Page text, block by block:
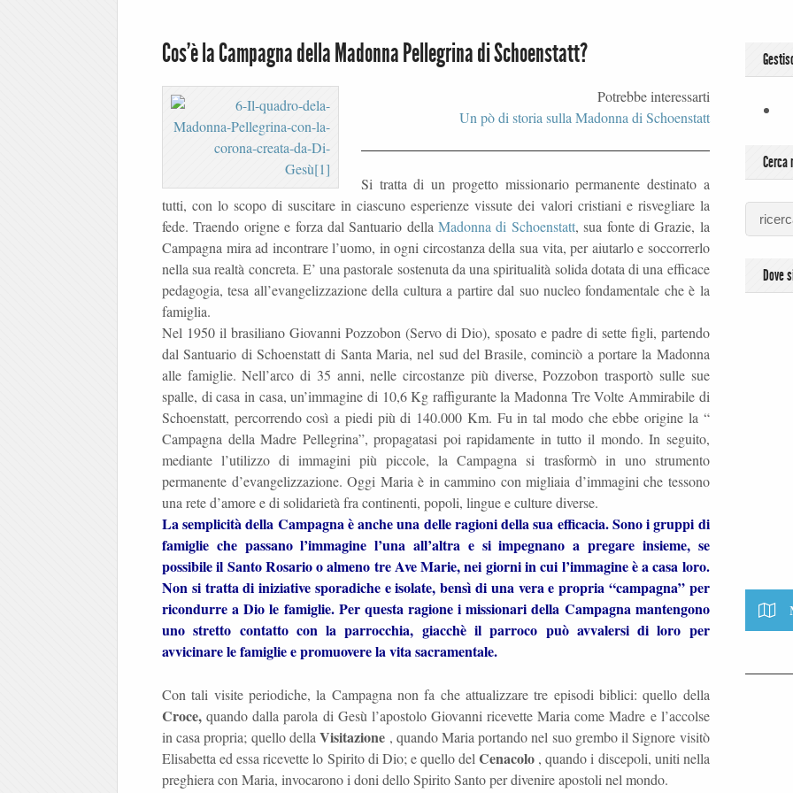
Cos’è la Campagna della Madonna Pellegrina di Schoenstatt?
Potrebbe interessarti
Un pò di storia sulla Madonna di Schoenstatt
Si tratta di un progetto missionario permanente destinato a
tutti, con lo scopo di suscitare in ciascuno esperienze vissute dei valori cristiani e risvegliare la
fede. Traendo origne e forza dal Santuario dellaMadonna di Schoenstatt, sua fonte di Grazie, la
Campagna mira ad incontrare l’uomo, in ogni circostanza della sua vita, per aiutarlo e soccorrerlo
nella sua realtà concreta. E’ una pastorale sostenuta da una spiritualità solida dotata di una efficace
pedagogia, tesa all’evangelizzazione della cultura a partire dal suo nucleo fondamentale che è la
famiglia.
Nel 1950 il brasiliano Giovanni Pozzobon (Servo di Dio), sposato e padre di sette figli, partendo
dal Santuario di Schoenstatt di Santa Maria, nel sud del Brasile, cominciò a portare la Madonna
alle famiglie. Nell’arco di 35 anni, nelle circostanze più diverse, Pozzobon trasportò sulle sue
spalle, di casa in casa, un’immagine di 10,6 Kg raffigurante la Madonna Tre Volte Ammirabile di
Schoenstatt, percorrendo così a piedi più di 140.000 Km. Fu in tal modo che ebbe origine la “
Campagna della Madre Pellegrina”, propagatasi poi rapidamente in tutto il mondo. In seguito,
mediante l’utilizzo di immagini più piccole, la Campagna si trasformò in uno strumento
permanente d’evangelizzazione. Oggi Maria è in cammino con migliaia d’immagini che tessono
una rete d’amore e di solidarietà fra continenti, popoli, lingue e culture diverse.
La semplicità della Campagna è anche una delle ragioni della sua efficacia. Sono i gruppi di
famiglie che passano l’immagine l’una all’altra e si impegnano a pregare insieme, se
possibile il Santo Rosario o almeno tre Ave Marie, nei giorni in cui l’immagine è a casa loro.
Non si tratta di iniziative sporadiche e isolate, bensì di una vera e propria “campagna” per
ricondurre a Dio le famiglie. Per questa ragione i missionari della Campagna mantengono
uno stretto contatto con la parrocchia, giacchè il parroco può avvalersi di loro per
avvicinare le famiglie e promuovere la vita sacramentale.
Con tali visite periodiche, la Campagna non fa che attualizzare tre episodi biblici: quello della
Croce,quando dalla parola di Gesù l’apostolo Giovanni ricevette Maria come Madre e l’accolse
in casa propria; quello dellaVisitazione , quando Maria portando nel suo grembo il Signore visitò
Elisabetta ed essa ricevette lo Spirito di Dio; e quello delCenacolo , quando i discepoli, uniti nella
preghiera con Maria, invocarono i doni dello Spirito Santo per divenire apostoli nel mondo.
Cerca
Dove